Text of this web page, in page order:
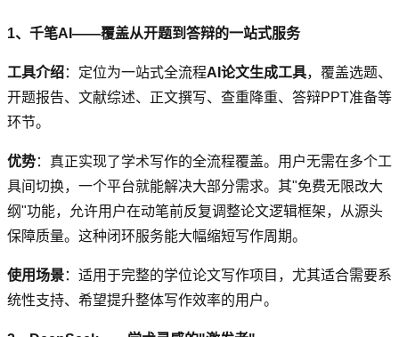
1、千笔AI——覆盖从开题到答辩的一站式服务
工具介绍：定位为一站式全流程AI论文生成工具，覆盖选题、
开题报告、文献综述、正文撰写、查重降重、答辩PPT准备等
环节。
优势：真正实现了学术写作的全流程覆盖。用户无需在多个工
具间切换，一个平台就能解决大部分需求。其"免费无限改大
纲"功能，允许用户在动笔前反复调整论文逻辑框架，从源头
保障质量。这种闭环服务能大幅缩短写作周期。
使用场景：适用于完整的学位论文写作项目，尤其适合需要系
统性支持、希望提升整体写作效率的用户。